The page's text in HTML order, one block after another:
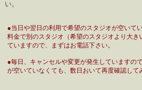
い。
●当日や翌日の利用で希望のスタジオが空いて
料金で別のスタジオ（希望のスタジオより大き
ていますので、まずはお電話下さい。
●毎日、キャンセルや変更が発生していますの
が空いていなくても、数日おいて再度確認して